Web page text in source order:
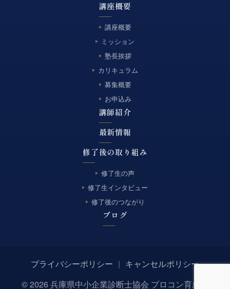
講座概要
講座概要
ミッション
塾長挨拶
カリキュラム
募集概要
お申込み
講師紹介
最新情報
修了後の取り組み
修了生の声
修了生インタビュー
修了後のつながり
ブログ
プライバシーポリシー | キャンセルポリシー
© 2026 兵庫県中小企業診断士協会 プロコン育成塾